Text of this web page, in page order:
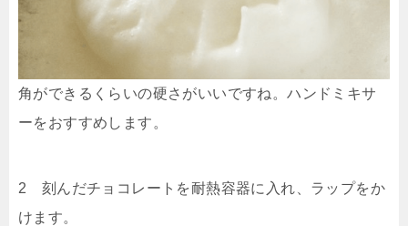
角ができるくらいの硬さがいいですね。ハンドミキサ
ーをおすすめします。
2 刻んだチョコレートを耐熱容器に入れ、ラップをか
けます。